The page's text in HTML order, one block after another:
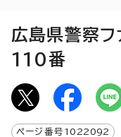
広島県警察フ
110番
ページ番号 1022092